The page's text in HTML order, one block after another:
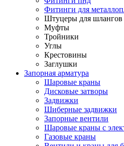
Фитинги для
Штуцеры для шлангов
Муфты
Тройники
Углы
Крестовины
Заглушки
Запорная арматура
Шаровые краны
Дисковые затворы
Задвижки
Шиберные задвижки
Запорные вентили
Шаровые краны с
Газовые краны